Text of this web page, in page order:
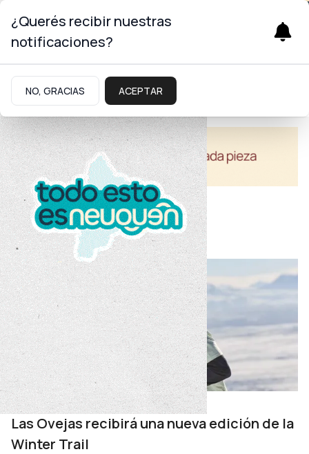
Turismo
Alto Neuquén
Las Ovejas recibirá una nueva edición de la
Winter Trail
¿Querés recibir nuestras
notificaciones?
NO, GRACIAS ACEPTAR